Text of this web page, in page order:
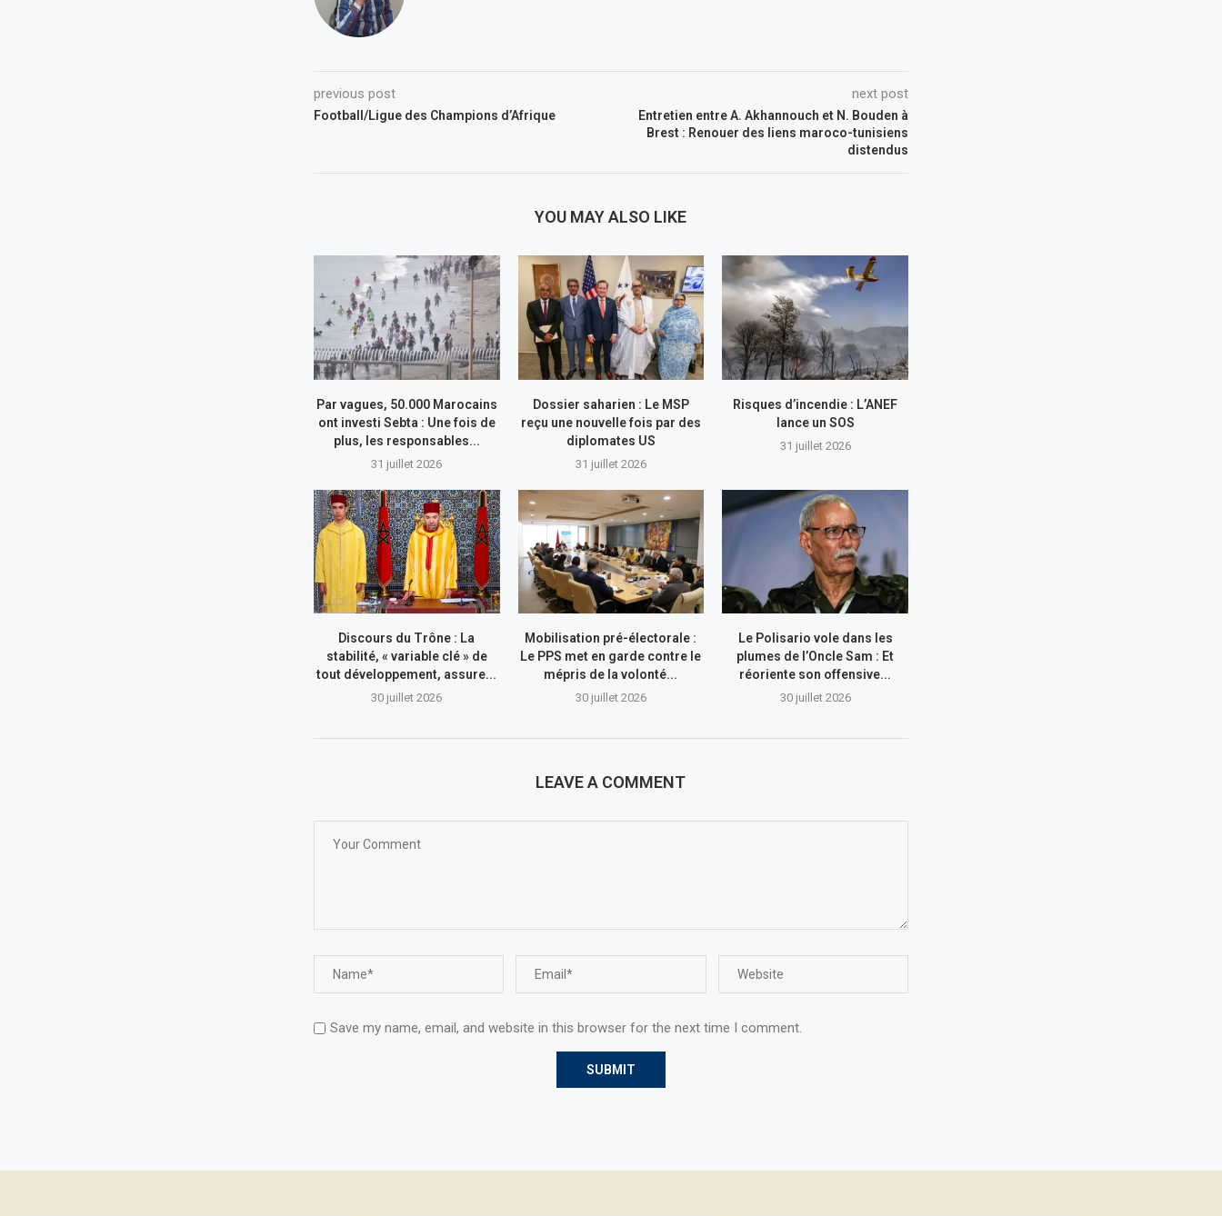
previous post
Football/Ligue des Champions d’Afrique
next post
Entretien entre A. Akhannouch et N. Bouden à
Brest : Renouer des liens maroco-tunisiens
distendus
YOU MAY ALSO LIKE
Par vagues, 50.000 Marocains
ont investi Sebta : Une fois de
plus, les responsables...
31 juillet 2026
Dossier saharien : Le MSP
reçu une nouvelle fois par des
diplomates US
31 juillet 2026
Risques d’incendie : L’ANEF
lance un SOS
31 juillet 2026
Discours du Trône : La
stabilité, « variable clé » de
tout développement, assure...
30 juillet 2026
Mobilisation pré-électorale :
Le PPS met en garde contre le
mépris de la volonté...
30 juillet 2026
Le Polisario vole dans les
plumes de l’Oncle Sam : Et
réoriente son offensive...
30 juillet 2026
LEAVE A COMMENT
Save my name, email, and website in this browser for the next time I comment.